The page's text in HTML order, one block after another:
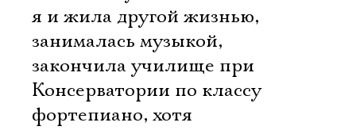
я и жила другой жизнью,
занималась музыкой,
закончила училище при
Консерватории по классу
фортепиано, хотя